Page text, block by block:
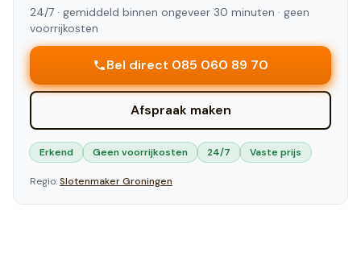
24/7 · gemiddeld binnen ongeveer 30 minuten · geen
voorrijkosten
Bel direct 085 060 89 70
Afspraak maken
Erkend Geen voorrijkosten 24/7 Vaste prijs
Regio:SlotenmakerGroningen